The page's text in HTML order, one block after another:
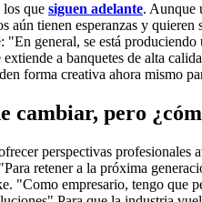
los que siguen adelante. Aunque
aún tienen esperanzas y
"En general, se está
extiende a banquetes de alta
forma creativa ahora mismo
cambiar, pero
perspectivas profesionales
retener a la próxima
"Como empresario, tengo que